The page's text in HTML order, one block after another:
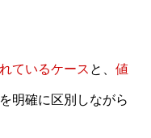
ているケース と、 値
を明確に区別しながら